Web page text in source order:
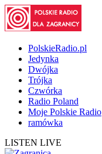
PolskieRadio.pl
Jedynka
Dwójka
Trójka
Czwórka
Radio Poland
Moje Polskie Radio
ramówka
LISTEN LIVE